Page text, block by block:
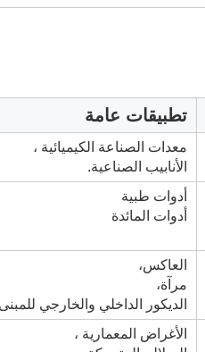
تطبيقات عامة
معدات الصناعة الكيميائية ،
الأنابيب الصناعية.
أدوات طبية
أدوات المائدة
العاكس،
مرآة،
الديكور الداخلي والخارجي للمبنى
الأغراض المعمارية ،